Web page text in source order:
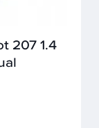
207 1.4